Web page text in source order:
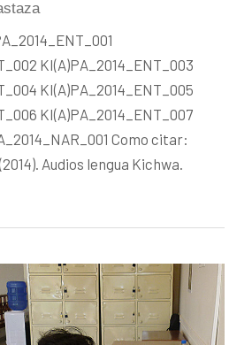
KI(A)PA_2014_ENT_003
KI(A)PA_2014_ENT_005
KI(A)PA_2014_ENT_007
Como citar:
Audios lengua Kichwa.